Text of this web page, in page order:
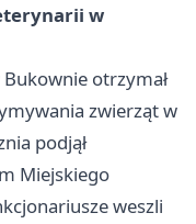
w
otrzymał
zwierząt w
podjął
Miejskiego
weszli